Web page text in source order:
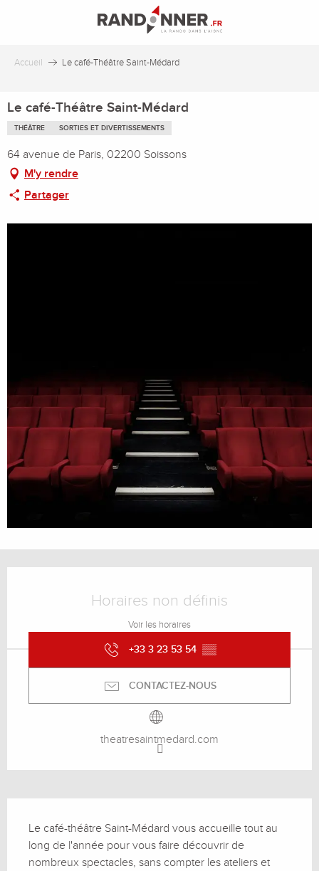
principal
Accueil Le café-Théâtre Saint-Médard
Le café-Théâtre Saint-Médard
THÉÂTRE SORTIES ET DIVERTISSEMENTS
64 avenue de Paris, 02200 Soissons
M'y rendre
Partager
Horaires non définis
Voir les horaires
+33 3 23 53 54 ▒▒
CONTACTEZ-NOUS
theatresaintmedard.com
Le café-théâtre Saint-Médard vous accueille tout au
long de l'année pour vous faire découvrir de
nombreux spectacles, sans compter les ateliers et